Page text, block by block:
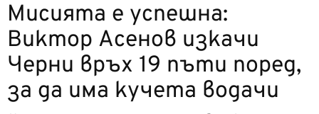
Мисията е успешна:
Виктор Асенов изкачи
Черни връх 19 пъти поред,
за да има кучета водачи